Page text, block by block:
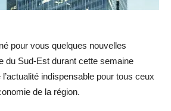
pour vous quelques nouvelles
du Sud-Est durant cette semaine
indispensable pour tous ceux
de la région.